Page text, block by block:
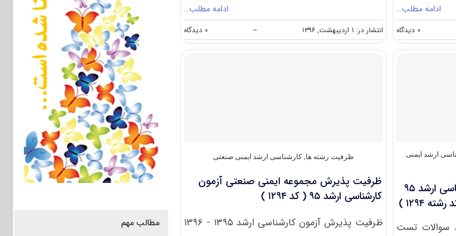
ادامه مطلب…
۰ دیدگاه
دانلود
سؤالات
ادامه مطلب…
انتشار در: ۱ اردیبهشت, ۱۳۹۶ -- ۰ دیدگاه
on
دانلود
سؤالات
ارشد ایمنی
دانلود دفترچه سوالات آزمون کارشناسی ارشد ۹۵
۱۲۹۴ )
سوالات تست
ظرفیت رشته ها,کارشناسی ارشد ایمنی صنعتی
ظرفیت پذیرش مجموعه ایمنی صنعتی آزمون
کارشناسی ارشد ۹۵ ( کد ۱۲۹۴ )
ظرفیت پذیرش آزمون کارشناسی ارشد ۱۳۹۵ - ۱۳۹۶
مطالب مهم